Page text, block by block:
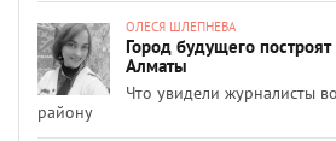
ОЛЕСЯ ШЛЕПНЕВА
Город будущего
Алматы
Что увидели журналисты
району